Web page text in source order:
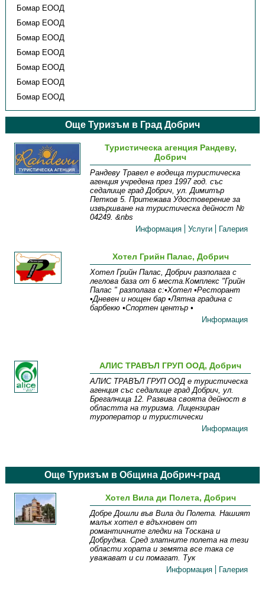
Бомар ЕООД
Бомар ЕООД
Бомар ЕООД
Бомар ЕООД
Бомар ЕООД
Бомар ЕООД
Бомар ЕООД
Още Туризъм в Град Добрич
Туристическа агенция Рандеву,
Добрич
Рандеву Травел е водеща туристическа
агенция учредена през 1997 год. със
седалище град Добрич, ул. Димитър
Петков 5. Притежава Удостоверение за
извършване на туристическа дейност №
04249. &nbs
Информация
Услуги Галерия
Хотел Грийн Палас, Добрич
Хотел Грийн Палас, Добрич разполага с
леглова база от 6 места.Комплекс "Грийн
Палас " разполага с:•Хотел •Ресторант
•Дневен и нощен бар •Лятна градина с
барбекю •Спортен център •
Информация
АЛИС ТРАВЪЛ ГРУП ООД, Добрич
АЛИС ТРАВЪЛ ГРУП ООД е туристическа
агенция със седалище град Добрич, ул.
Брегалница 12. Развива своята дейност в
областта на туризма. Лицензиран
туроператор и туристически
Информация
Още Туризъм в Община Добрич-град
Хотел Вила ди Полета, Добрич
Добре Дошли във Вила ди Полета. Нашият
малък хотел е вдъхновен от
романтичните гледки на Тоскана и
Добруджа. Сред златните полета на тези
области хората и земята все така се
уважават и си помагат. Тук
Информация
Галерия